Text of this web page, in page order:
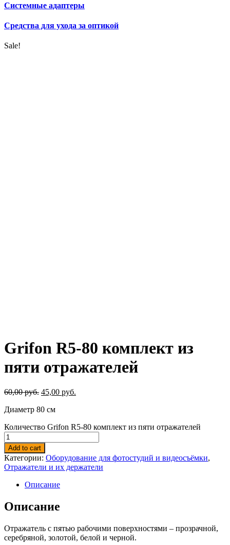
Cистемные адаптеры
Средства для ухода за оптикой
Sale!
Grifon R5-80 комплект из
пяти отражателей
60,00руб. 45,00 руб.
Диаметр 80 см
Количество Grifon R5-80 комплект из пяти отражателей
Add to cart
Категории: Оборудование для фотостудий и видеосъёмки,
Отражатели и их держатели
Описание
Описание
Отражатель с пятью рабочими поверхностями – прозрачной,
серебряной, золотой, белой и черной.